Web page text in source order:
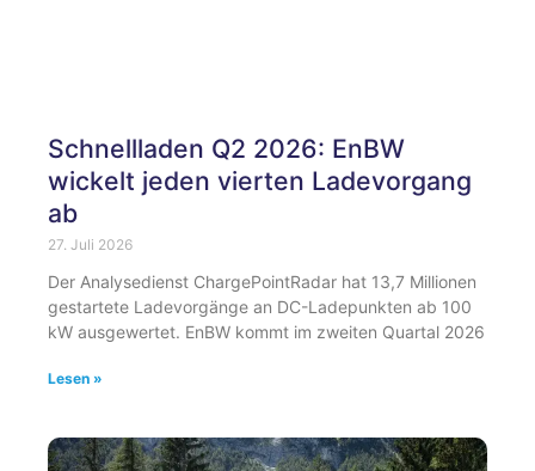
Schnellladen Q2 2026: EnBW
wickelt jeden vierten Ladevorgang
ab
27. Juli 2026
Der Analysedienst ChargePointRadar hat 13,7 Millionen
gestartete Ladevorgänge an DC-Ladepunkten ab 100
kW ausgewertet. EnBW kommt im zweiten Quartal 2026
Lesen »